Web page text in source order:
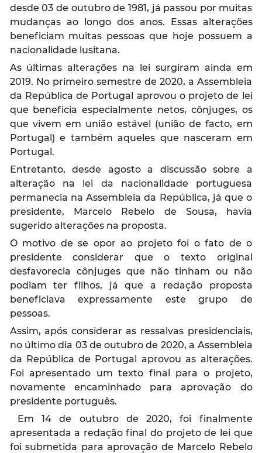
desde 03 de outubro de 1981, já passou por muitas
mudanças ao longo dos anos. Essas alterações
beneficiam muitas pessoas que hoje possuem a
nacionalidade lusitana.
As últimas alterações na lei surgiram ainda em
2019. No primeiro semestre de 2020, a Assembleia
da República de Portugal aprovou o projeto de lei
que beneficia especialmente netos, cônjuges, os
que vivem em união estável (união de facto, em
Portugal) e também aqueles que nasceram em
Portugal.
Entretanto, desde agosto a discussão sobre a
alteração na lei da nacionalidade portuguesa
permanecia na Assembleia da República, já que o
presidente, Marcelo Rebelo de Sousa, havia
sugerido alterações na proposta.
O motivo de se opor ao projeto foi o fato de o
presidente considerar que o texto original
desfavorecia cônjuges que não tinham ou não
podiam ter filhos, já que a redação proposta
beneficiava expressamente este grupo de
pessoas.
Assim, após considerar as ressalvas presidenciais,
no último dia 03 de outubro de 2020, a Assembleia
da República de Portugal aprovou as alterações.
Foi apresentado um texto final para o projeto,
novamente encaminhado para aprovação do
presidente português.
Em 14 de outubro de 2020, foi finalmente
apresentada a redação final do projeto de lei que
foi submetida para aprovação de Marcelo Rebelo